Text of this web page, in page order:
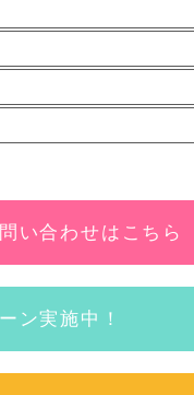
い合わせはこちら
ン実施中！